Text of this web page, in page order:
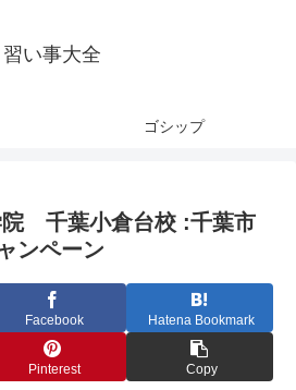
習い事大全
ゴシップ
院 千葉小倉台校 :千葉市
ンペーン
Facebook Hatena Bookmark
Pinterest Copy